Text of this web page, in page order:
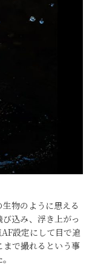
物のように思える
込み、浮き上がっ
設定にして目で追
で撮れるという事